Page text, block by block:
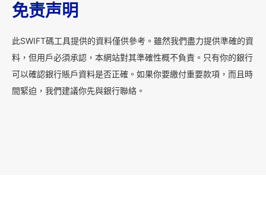
免责声明
此SWIFT碼工具提供的資料僅供參考。雖然我們盡力提供準確的資
料，但用戶必須承認，本網站對其準確性概不負責。只有你的銀行
可以確認銀行賬戶資料是否正確。如果你要繳付重要款項，而且時
間緊迫，我們建議你先與銀行聯絡。